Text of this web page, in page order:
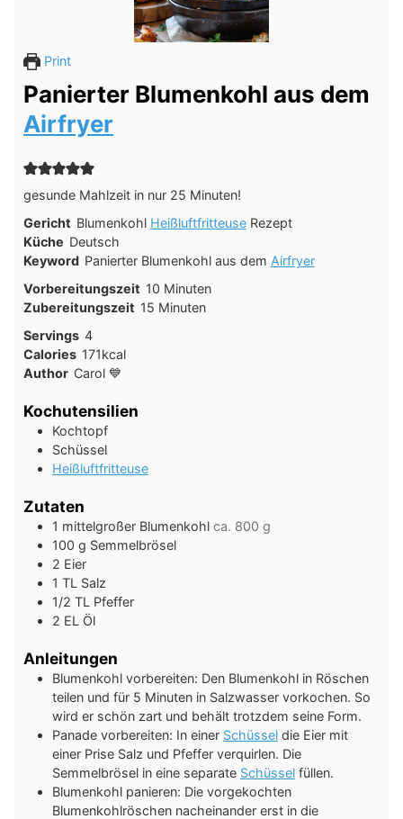
Print
Panierter Blumenkohl aus dem
Airfryer
gesunde Mahlzeit in nur 25 Minuten!
Gericht Blumenkohl HeißluftfritteuseRezept
Küche Deutsch
Keyword Panierter Blumenkohl aus dem Airfryer
Vorbereitungszeit 10Minuten
Minuten
Zubereitungszeit 15Minuten
Minuten
Servings 4
Calories 171kcal
Author Carol 💙
Kochutensilien
Kochtopf
Schüssel
Heißluftfritteuse
Zutaten
1 mittelgroßer Blumenkohl ca. 800 g
100 g Semmelbrösel
2 Eier
1 TL Salz
1/2 TL Pfeffer
2 EL Öl
Anleitungen
Blumenkohl vorbereiten: Den Blumenkohl in Röschen
teilen und für 5 Minuten in Salzwasser vorkochen. So
wird er schön zart und behält trotzdem seine Form.
Panade vorbereiten: In einer Schüssel die Eier mit
einer Prise Salz und Pfeffer verquirlen. Die
Semmelbrösel in eine separate Schüssel füllen.
Blumenkohl panieren: Die vorgekochten
Blumenkohlröschen nacheinander erst in die